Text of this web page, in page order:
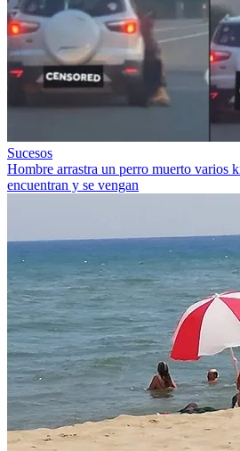
Sucesos
Hombre arrastra un perro muerto varios
encuentran y se vengan